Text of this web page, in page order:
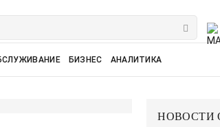
БИЗНЕС АНАЛИТИКА
НОВОСТИ